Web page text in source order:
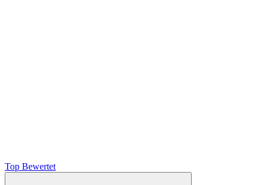
Top Bewertet